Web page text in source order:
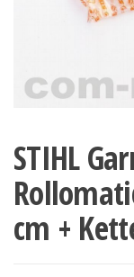
STIHL
cm +